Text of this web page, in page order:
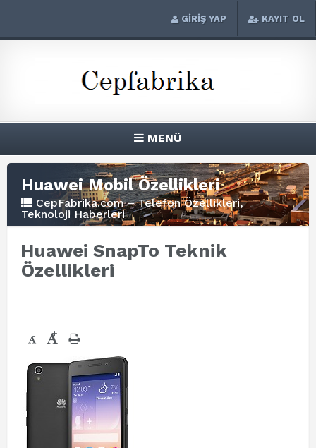
GİRİŞ YAP KAYIT OL
MENÜ
Huawei Mobil Özellikleri
CepFabrika.com – Telefon Özellikleri,
Teknoloji Haberleri
Huawei SnapTo Teknik
Özellikleri
- +